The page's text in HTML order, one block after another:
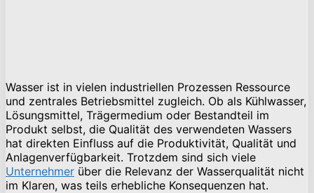
Wasser ist in vielen industriellen Prozessen Ressource
und zentrales Betriebsmittel zugleich. Ob als Kühlwasser,
Lösungsmittel, Trägermedium oder Bestandteil im
Produkt selbst, die Qualität des verwendeten Wassers
hat direkten Einfluss auf die Produktivität, Qualität und
Anlagenverfügbarkeit. Trotzdem sind sich viele
Unternehmer über die Relevanz der Wasserqualität nicht
im Klaren, was teils erhebliche Konsequenzen hat.